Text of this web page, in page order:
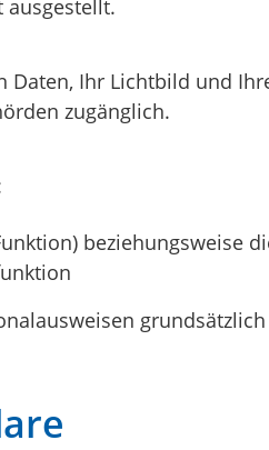
ausgestellt.
Ihr Lichtbild und
zugänglich.
beziehungsweise